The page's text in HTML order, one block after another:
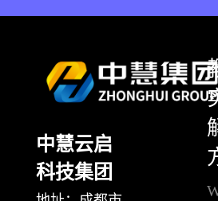
中慧云启
科技集团